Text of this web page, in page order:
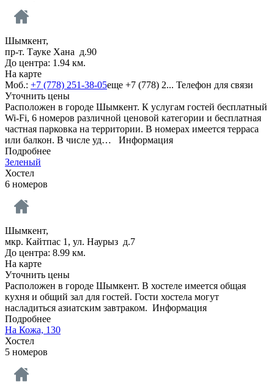
Шымкент,
пр-т. Тауке Хана д.90
До центра: 1.94 км.
На карте
Моб.: +7 (778) 251-38-05еще +7 (778) 2... Телефон для связи
Уточнить цены
Расположен в городе Шымкент. К услугам гостей бесплатный
Wi-Fi, 6 номеров различной ценовой категории и бесплатная
частная парковка на территории. В номерах имеется терраса
или балкон. В числе уд… Информация
Подробнее
Зеленый
Хостел
6 номеров
Шымкент,
мкр. Кайтпас 1, ул. Наурыз д.7
До центра: 8.99 км.
На карте
Уточнить цены
Расположен в городе Шымкент. В хостеле имеется общая
кухня и общий зал для гостей. Гости хостела могут
насладиться азиатским завтраком. Информация
Подробнее
На Кожа, 130
Хостел
5 номеров